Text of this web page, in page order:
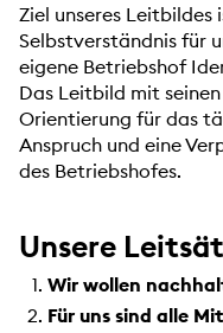
Ziel unseres Leitbildes
Selbstverständnis für
eigene Betriebshof
Das Leitbild mit
Orientierung für das
Anspruch und eine
des Betriebshofes.
Unsere
Wir wollen
Für uns sind alle